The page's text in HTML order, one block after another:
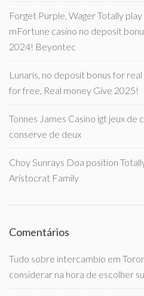
Forget Purple, Wager Totally
mFortune casino no deposit
2024! Beyontec
Lunaris, no deposit bonus for
for free, Real money Give 2025!
Tonnes James Casino igt jeux de
conserve de deux
Choy Sunrays Doa position
Aristocrat Family
Comentários
Tudo sobre intercambio em
considerar na hora de escolher